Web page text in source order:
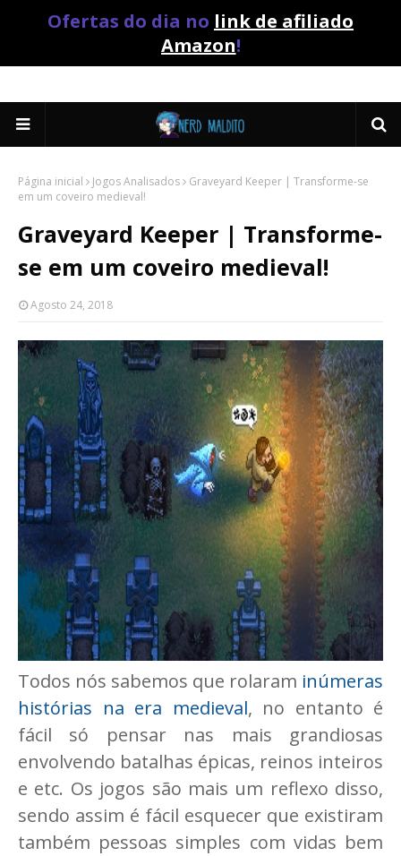
Ofertas do dia no link de afiliado
Amazon!
Página inicial Jogos Analisados
Graveyard Keeper | Transforme-se
em um coveiro medieval!
Graveyard Keeper | Transforme-
se em um coveiro medieval!
Agosto 24, 2018
Todos nós sabemos que rolaram inúmeras
histórias na era medieval, no entanto é
fácil só pensar nas mais grandiosas
envolvendo batalhas épicas, reinos inteiros
e etc. Os jogos são mais um reflexo disso,
sendo assim é fácil esquecer que existiram
também pessoas simples com vidas bem